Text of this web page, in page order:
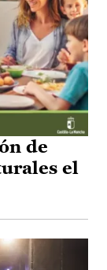
de
el